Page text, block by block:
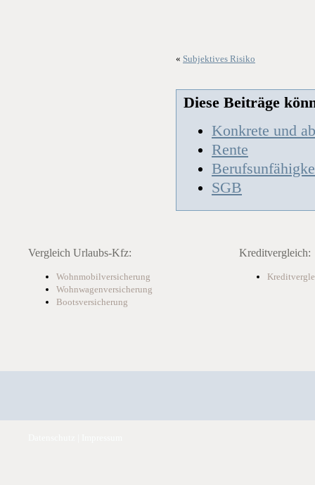
« Subjektives Risiko
Diese Beiträge
Konkrete und
Rente
SGB
Vergleich Urlaubs-Kfz:
Wohnmobilversicherung
Wohnwagenversicherung
Bootsversicherung
Kreditvergleich: